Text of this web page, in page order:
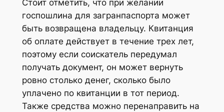
Стоит отметить, что при желании
госпошлина для загранпаспорта может
быть возвращена владельцу. Квитанция
об оплате действует в течение трех лет,
поэтому если соискатель передумал
получать документ, он может вернуть
ровно столько денег, сколько было
уплачено по квитанции в тот период.
Также средства можно перенаправить на